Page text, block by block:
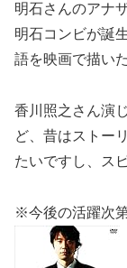
明石さんのアナ
明石コンビが誕
語を映画で描い
香川照之さん演
ど、昔はストー
たいですし、ス
※今後の活躍次